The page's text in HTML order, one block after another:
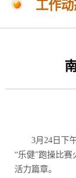
工作
3月24日下
“乐健”跑操比
活力篇章。